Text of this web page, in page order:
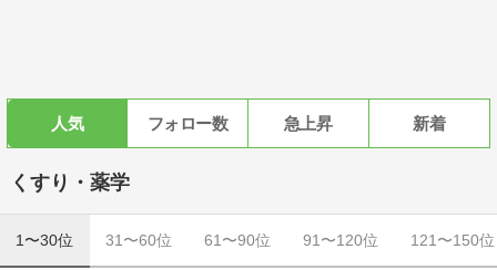
人気 フォロー数 急上昇 新着
くすり・薬学
1〜30位 31〜60位 61〜90位 91〜120位 121〜150位